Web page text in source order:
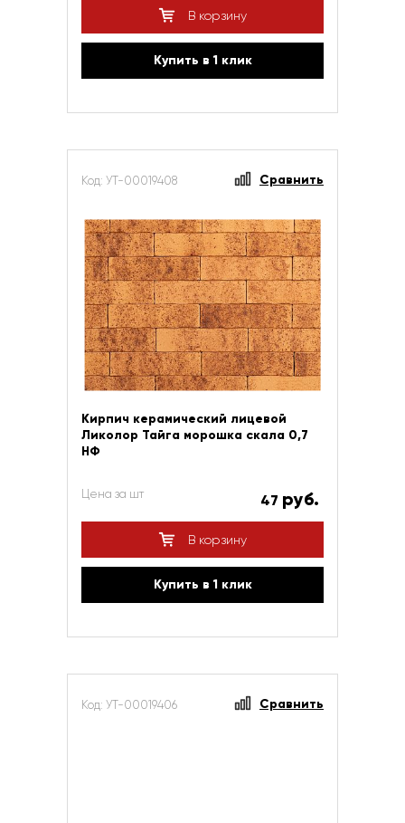
В корзину
Купить в 1 клик
Код: УТ-00019408 Сравнить
Кирпич керамический лицевой
Ликолор Тайга морошка скала 0,7
НФ
Цена за шт 47 руб.
В корзину
Купить в 1 клик
Код: УТ-00019406 Сравнить